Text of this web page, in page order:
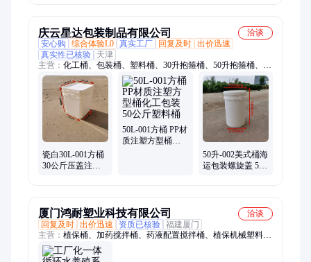
庆云星达包装制品有限公司
洽谈
安心购
综合体验L0 真实工厂 回复及时 出价迅速
真实性已核验
天津
主营： 化工桶、包装桶、塑料桶、30升抱箍桶、50升抱箍桶、60
升抱箍桶、200升抱箍桶、25升塑料桶、20升塑料桶、吨桶
瓷白30L-001方桶
30公斤压盖注塑
50L-001方桶 PP材
质注塑方型桶化
50升-002美式桶海
运包装螺旋盖 50
厦门鸿耐塑业科技有限公司
洽谈
回复及时 出价迅速 资质已核验 福建厦门
主营： 植保桶、加药搅拌桶、药液配置搅拌桶、植保机械塑料
桶、牛筋发酵酿酒桶、塑料水塔、加厚化粪池、立式平底储罐